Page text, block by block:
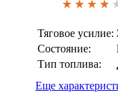
Тяговое усилие:
Состояние:
Тип топлива:
Еще